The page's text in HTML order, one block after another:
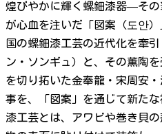
煌びやかに輝く螺鈿漆器—その
が心血を注いだ「図案（도안
国の螺鈿漆工芸の近代化を牽
ン・ソンギュ）と、その薫陶
を切り拓いた金奉龍・宋周安
事を、「図案」を通じて新た
漆工芸とは、アワビや巻き貝